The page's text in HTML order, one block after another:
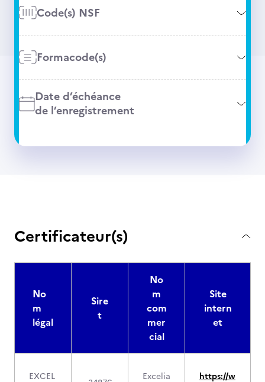
Code(s) NSF
Formacode(s)
Date d’échéance
de l’enregistrement
Certificateur(s)
No
m
légal
Sire
t
No
m
com
mer
cial
Site
intern
et
EXCEL
Excelia
https://w